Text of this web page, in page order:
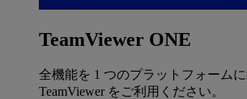
TeamViewer ONE
全機能を 1 つのプラットフォーム
TeamViewer をご利用ください。